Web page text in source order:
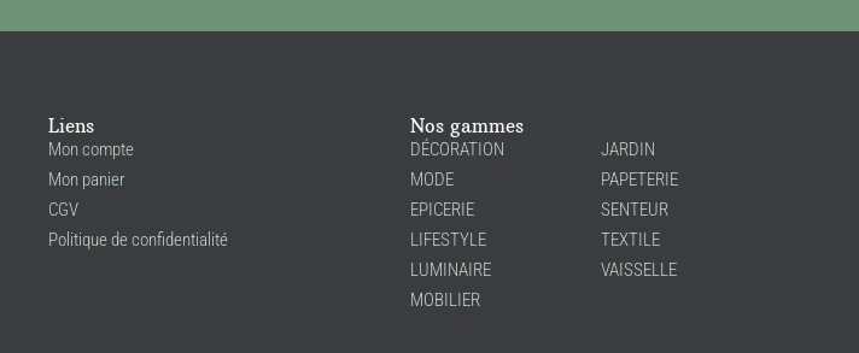
Liens
Mon compte
Mon panier
CGV
Politique de confidentialité
Nos gammes
DÉCORATION
MODE
EPICERIE
LIFESTYLE
LUMINAIRE
MOBILIER
JARDIN
PAPETERIE
SENTEUR
TEXTILE
VAISSELLE